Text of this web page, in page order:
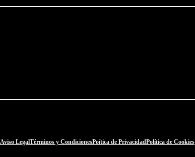
Aviso LegalTérminos y CondicionesPoítica de PrivacidadPolítica de Cookies